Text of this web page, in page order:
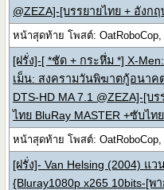
@ZEZA]-[บรรยายไทย + อังกฤ
หน้าสุดท้าย โพสต์: OatRoboCop,
[ฝรั่ง]-[ *ชัด + กระหึ่ม *] X-
เม็น: สงครามวันพิฆาตกู้อนาค
DTS-HD MA 7.1 @ZEZA]-[บ
ไทย BluRay MASTER +ซับไท
หน้าสุดท้าย โพสต์: OatRoboCop,
[ฝรั่ง]- Van Helsing (2004) แ
{Bluray1080p x265 10bits-[พ